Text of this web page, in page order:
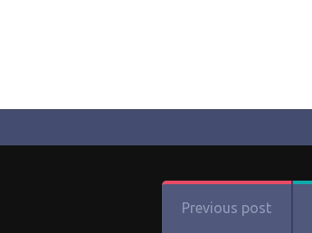
Previous post